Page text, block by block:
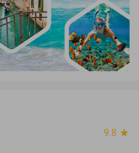
9.8 star